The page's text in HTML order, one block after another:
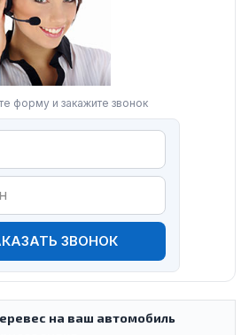
форму и закажите звонок
ЗВОНОК
на ваш автомобиль